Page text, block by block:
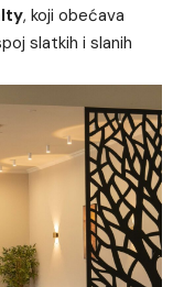
, koji obećava
slatkih i slanih